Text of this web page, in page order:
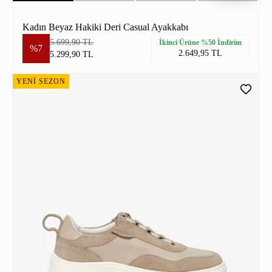
Kadın Beyaz Hakiki Deri Casual Ayakkabı
%7
5.699,90 TL
5.299,90 TL
İkinci Ürüne %50 İndirim
2.649,95 TL
YENİ SEZON